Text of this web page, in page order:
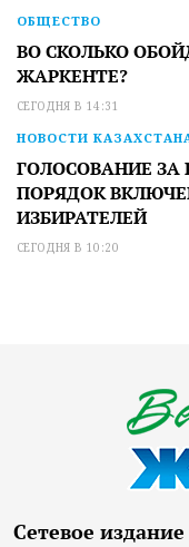
ОБЩЕСТВО
ВО СКОЛЬКО
ЖАРКЕНТЕ?
СЕГОДНЯ В 14:31
НОВОСТИ
ГОЛОСОВАНИЕ ЗА
ПОРЯДОК
ИЗБИРАТЕЛЕЙ
СЕГОДНЯ В 10:20
Сетевое